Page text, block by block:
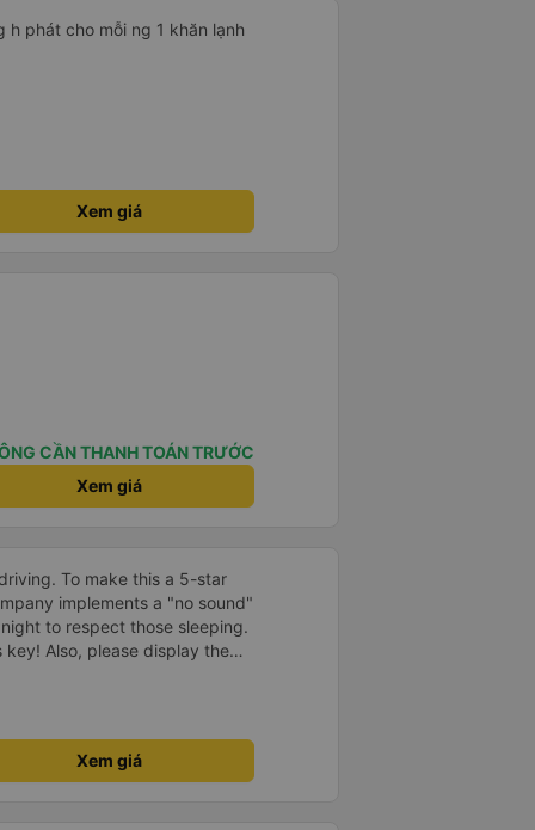
h phát cho mỗi ng 1 khăn lạnh
Xem giá
CẦN THANH TOÁN TRƯỚC
Xem giá
To make this a 5-star
implements a "no sound"
to respect those sleeping.
key! Also, please display the
cabin for convenience. I
quy định rõ ràng về việc giữ im
vào ban đêm để tránh làm
Xem giá